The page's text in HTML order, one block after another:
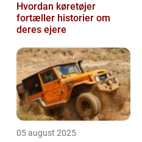
Hvordan køretøjer
fortæller historier om
deres ejere
05 august 2025